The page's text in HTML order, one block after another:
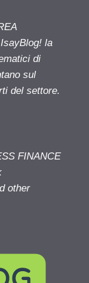
la
di
sul
del settore.
FINANCE
other